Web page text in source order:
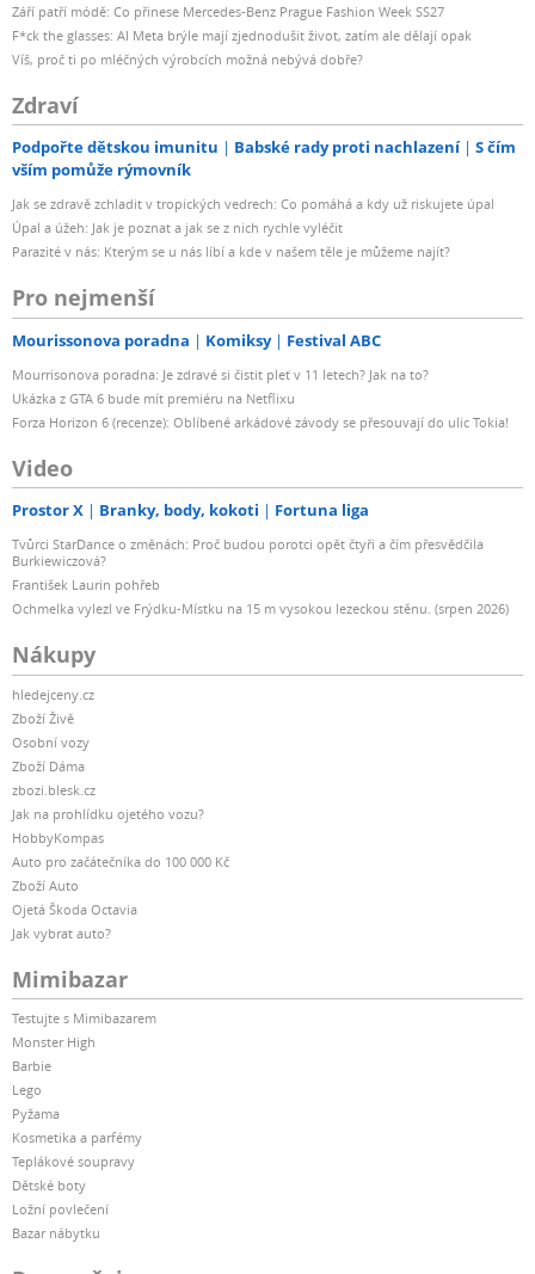
Září patří módě: Co přinese Mercedes-Benz Prague Fashion Week SS27
F*ck the glasses: AI Meta brýle mají zjednodušit život, zatím ale dělají opak
Víš, proč ti po mléčných výrobcích možná nebývá dobře?
Zdraví
Podpořte dětskou imunitu Babské rady proti nachlazení
S čím
vším pomůže rýmovník
Jak se zdravě zchladit v tropických vedrech: Co pomáhá a kdy už riskujete úpal
Úpal a úžeh: Jak je poznat a jak se z nich rychle vyléčit
Parazité v nás: Kterým se u nás líbí a kde v našem těle je můžeme najít?
Pro nejmenší
Mourissonova poradna Komiksy Festival ABC
Mourrisonova poradna: Je zdravé si čistit pleť v 11 letech? Jak na to?
Ukázka z GTA 6 bude mít premiéru na Netflixu
Forza Horizon 6 (recenze): Oblíbené arkádové závody se přesouvají do ulic Tokia!
Video
Prostor X Branky, body, kokoti Fortuna liga
Tvůrci StarDance o změnách: Proč budou porotci opět čtyři a čím přesvědčila
Burkiewiczová?
František Laurin pohřeb
Ochmelka vylezl ve Frýdku-Místku na 15 m vysokou lezeckou stěnu. (srpen 2026)
Nákupy
hledejceny.cz
Zboží Živě
Osobní vozy
Zboží Dáma
zbozi.blesk.cz
Jak na prohlídku ojetého vozu?
HobbyKompas
Auto pro začátečníka do 100 000 Kč
Zboží Auto
Ojetá Škoda Octavia
Jak vybrat auto?
Mimibazar
Testujte s Mimibazarem
Monster High
Barbie
Lego
Pyžama
Kosmetika a parfémy
Teplákové soupravy
Dětské boty
Ložní povlečení
Bazar nábytku